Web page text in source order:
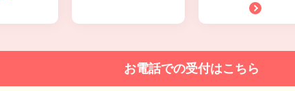
お電話での受付はこちら